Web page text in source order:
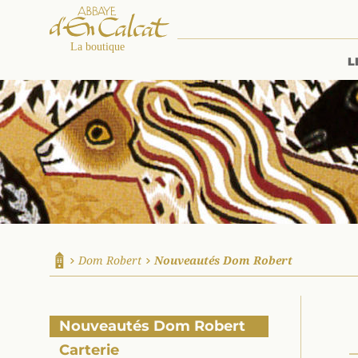
Accueil
Dom Robert Nouveautés Dom Robert
Nouveautés Dom Robert
Carterie